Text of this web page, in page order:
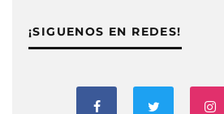
¡SIGUENOS EN REDES!